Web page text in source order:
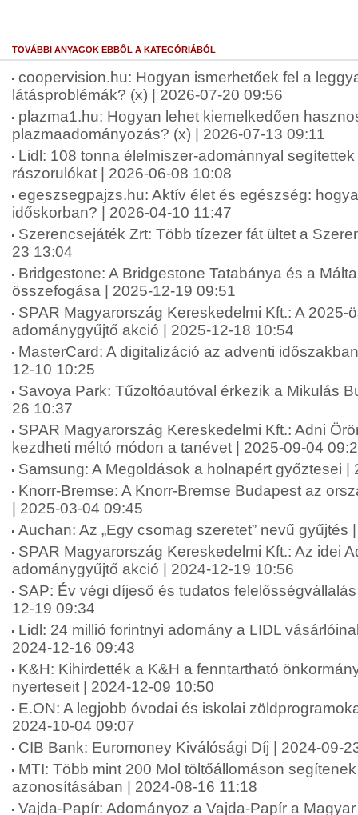
TOVÁBBI ANYAGOK EBBŐL A KATEGÓRIÁBÓL
coopervision.hu: Hogyan ismerhetőek fel a
látásproblémák? (x) | 2026-07-20 09:56
plazma1.hu: Hogyan lehet kiemelkedően
plazmaadományozás? (x) | 2026-07-13 09:11
Lidl: 108 tonna élelmiszer-adománnyal
rászorulókat | 2026-06-08 10:08
egeszsegpajzs.hu: Aktív élet és egészség:
időskorban? | 2026-04-10 11:47
Szerencsejáték Zrt: Több tízezer fát ültet a
23 13:04
Bridgestone: A Bridgestone Tatabánya és a
összefogása | 2025-12-19 09:51
SPAR Magyarország Kereskedelmi Kft.: A 2025-
adománygyűjtő akció | 2025-12-18 10:54
MasterCard: A digitalizáció az adventi
12-10 10:25
Savoya Park: Tűzoltóautóval érkezik a Mikulás
26 10:37
SPAR Magyarország Kereskedelmi Kft.: Adni
kezdheti méltó módon a tanévet | 2025-09-04
Samsung: A Megoldások a holnapért győztesei |
Knorr-Bremse: A Knorr-Bremse Budapest az
| 2025-03-04 09:45
Auchan: Az „Egy csomag szeretet” nevű gyűjtés
SPAR Magyarország Kereskedelmi Kft.: Az idei
adománygyűjtő akció | 2024-12-19 10:56
SAP: Év végi díjeső és tudatos
12-19 09:34
Lidl: 24 millió forintnyi adomány a LIDL
2024-12-16 09:43
K&H: Kihirdették a K&H a fenntartható
nyerteseit | 2024-12-09 10:50
E.ON: A legjobb óvodai és iskolai
2024-10-04 09:07
CIB Bank: Euromoney Kiválósági Díj | 2024-09-
MTI: Több mint 200 Mol töltőállomáson
azonosításában | 2024-08-16 11:18
Vajda-Papír: Adományoz a Vajda-Papír a